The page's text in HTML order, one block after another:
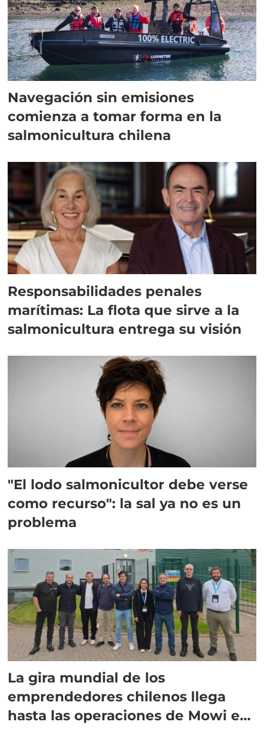
Navegación sin emisiones
comienza a tomar forma en la
salmonicultura chilena
Responsabilidades penales
marítimas: La flota que sirve a la
salmonicultura entrega su visión
"El lodo salmonicultor debe verse
como recurso": la sal ya no es un
problema
La gira mundial de los
emprendedores chilenos llega
hasta las operaciones de Mowi en